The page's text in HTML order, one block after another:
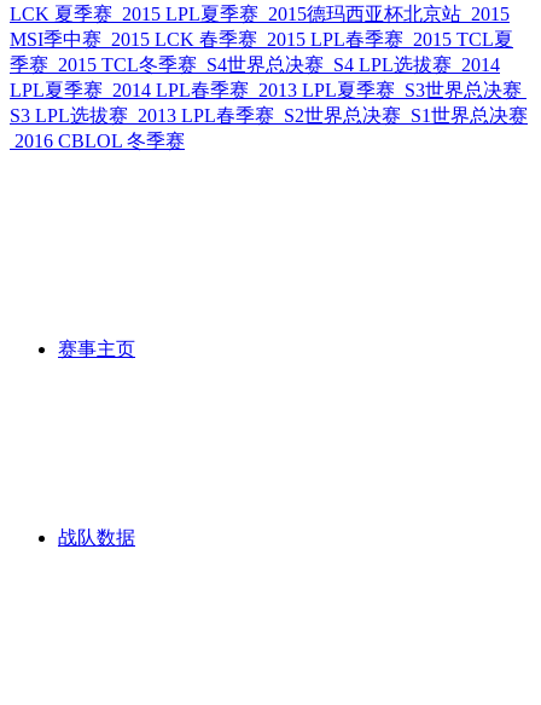
LCK 夏季赛 2015 LPL夏季赛 2015德玛西亚杯北京站 2015
MSI季中赛 2015 LCK 春季赛 2015 LPL春季赛 2015 TCL夏
季赛 2015 TCL冬季赛 S4世界总决赛 S4 LPL选拔赛 2014
LPL夏季赛 2014 LPL春季赛 2013 LPL夏季赛 S3世界总决赛
S3 LPL选拔赛 2013 LPL春季赛 S2世界总决赛 S1世界总决赛
2016 CBLOL 冬季赛
赛事主页
战队数据